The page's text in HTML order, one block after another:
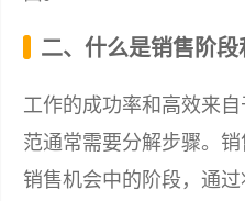
二、什么是销售阶
工作的成功率和高效来
范通常需要分解步骤。
销售机会中的阶段，通